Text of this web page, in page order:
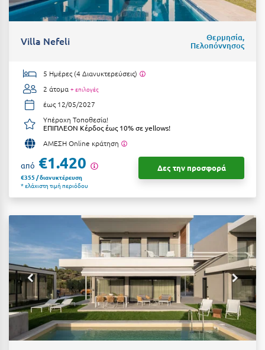
Κοζάνη
Κόνιτσα
Κόρινθος
Κορώνη
Κουρούτα Ηλείας
Κουφονήσια
Κρήτη
Κύθηρα
Κυλλήνη
Κύμη Ευβοίας
Κυπαρισσία
Κύπρος
Κως
Villa Nefeli Θερμησία,
Πελοπόννησος
5 Ημέρες (4 Διανυκτερεύσεις)
2 άτομα + επιλογές
έως 12/05/2027
Υπέροχη Τοποθεσία!
ΕΠΙΠΛΕΟΝ Κέρδος έως 10% σε yellows!
ΑΜΕΣΗ Online κράτηση
από €1.420
€355 / διανυκτέρευση
* ελάχιστη τιμή περιόδου
Δες την προσφορά